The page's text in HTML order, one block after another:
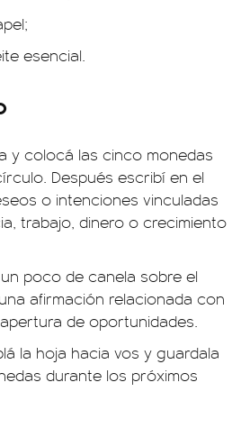
esencial.
y colocá las cinco monedas
Después escribí en el
o intenciones vinculadas
trabajo, dinero o crecimiento
poco de canela sobre el
afirmación relacionada con
de oportunidades.
la hoja hacia vos y guardala
durante los próximos